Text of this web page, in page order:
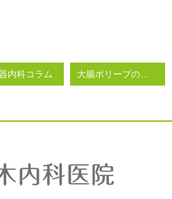
内科コラム 大腸ポリープの原因や治療について